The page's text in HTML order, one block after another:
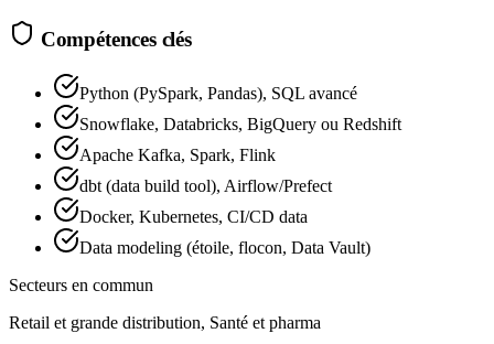
Compétences clés
Python (PySpark, Pandas), SQL avancé
Snowflake, Databricks, BigQuery ou Redshift
Apache Kafka, Spark, Flink
dbt (data build tool), Airflow/Prefect
Docker, Kubernetes, CI/CD data
Data modeling (étoile, flocon, Data Vault)
Secteurs en commun
Retail et grande distribution, Santé et pharma